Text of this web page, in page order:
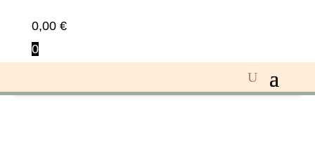
0,00 €
0